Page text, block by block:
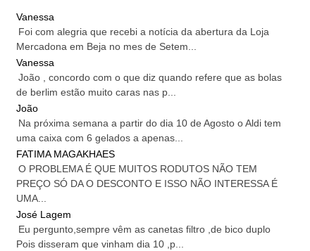
Vanessa
Foi com alegria que recebi a notícia da abertura da Loja
Mercadona em Beja no mes de Setem...
Vanessa
João , concordo com o que diz quando refere que as bolas
de berlim estão muito caras nas p...
João
Na próxima semana a partir do dia 10 de Agosto o Aldi tem
uma caixa com 6 gelados a apenas...
FATIMA MAGAKHAES
O PROBLEMA É QUE MUITOS RODUTOS NÃO TEM
PREÇO SÓ DA O DESCONTO E ISSO NÃO INTERESSA É
UMA...
José Lagem
Eu pergunto,sempre vêm as canetas filtro ,de bico duplo
Pois disseram que vinham dia 10 ,p...